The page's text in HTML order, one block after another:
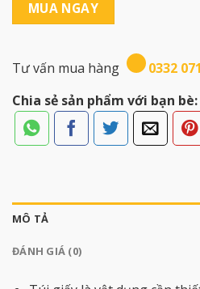
MUA NGAY
Tư vấn mua hàng
0332
Chia sẻ sản phẩm với bạn bè:
MÔ TẢ
ĐÁNH GIÁ (0)